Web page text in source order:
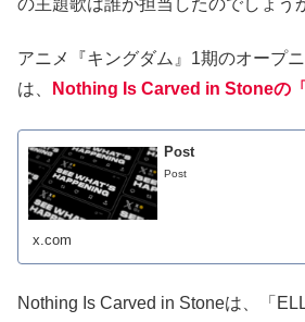
アニメ『キングダム』1期のオープ
は、
Nothing Is Carved in Stoneの
Post
Post
x.com
Nothing Is Carved in Stoneは、「